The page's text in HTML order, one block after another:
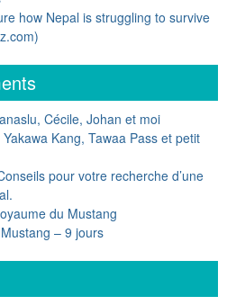
how Nepal is struggling to survive
Cécile, Johan et moi
Kang, Tawaa Pass et petit
pour votre recherche d’une
du Mustang
– 9 jours